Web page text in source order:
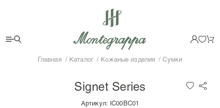
Главная Каталог Кожаные изделия Сумки
Signet Series
Артикул: IC00BC01